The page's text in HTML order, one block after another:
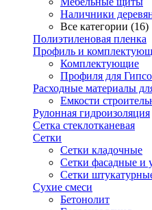
Наличники
Все категории (16)
Полиэтиленовая пленка
Профиль и
Комплектующие
Профиля для
Расходные материалы
Емкости
Рулонная гидроизоляция
Сетка стеклотканевая
Сетки
Сетки кладочные
Сетки фасадные и
Сетки
Сухие смеси
Бетонолит